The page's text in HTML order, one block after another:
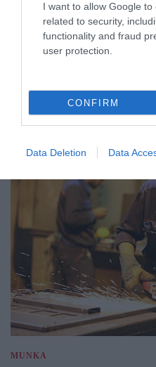
I want to allow Google to
related to security,
functionality and fraud
user protection.
CONFIRM
Data Deletion Data
MUNKA